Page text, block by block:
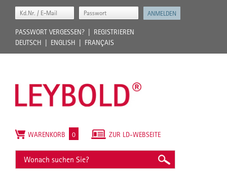
PASSWORT VERGESSEN?
REGISTRIEREN
DEUTSCH
ENGLISH FRANÇAIS
ZUR LD-WEBSEITE
WARENKORB 0